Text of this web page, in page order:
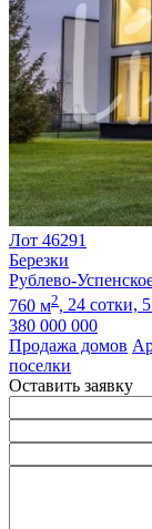
Лот 46291
Березки
Рублево-
760 м2, 24 сотки,
380 000 000
Продажа домов
поселки
Оставить заявку